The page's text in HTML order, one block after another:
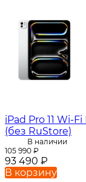
iPad Pro 11 Wi-
(без RuStore)
В наличии
105 990 ₽
93 490 ₽
В корзину